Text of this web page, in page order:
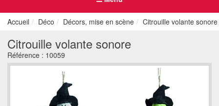
Accueil Déco Décors, mise en scène Citrouille volante sonore
Citrouille volante sonore
Référence : 10059